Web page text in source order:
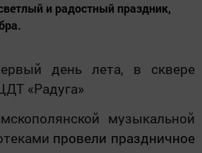
и радостный праздник,
день лета, в сквере
«Радуга»
музыкальной
провели праздничное